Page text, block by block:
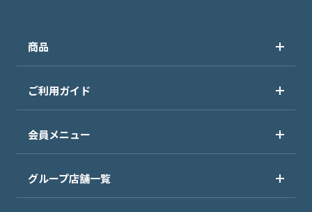
商品
ご利用ガイド
会員メニュー
グループ店舗一覧